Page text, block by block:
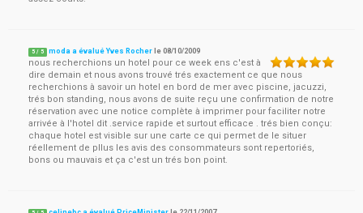
5 / 5 moda a évalué Yves Rocher le08/10/2009
nous recherchions un hotel pour ce week ens c'est à
dire demain et nous avons trouvé trés exactement ce que nous
recherchions à savoir un hotel en bord de mer avec piscine, jacuzzi,
trés bon standing, nous avons de suite reçu une confirmation de notre
réservation avec une notice complète à imprimer pour faciliter notre
arrivée à l'hotel dit .service rapide et surtout efficace . trés bien conçu:
chaque hotel est visible sur une carte ce qui permet de le situer
réellement de pllus les avis des consommateurs sont repertoriés,
bons ou mauvais et ça c'est un trés bon point.